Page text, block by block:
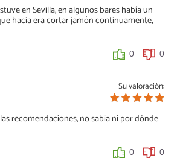
en Sevilla, en algunos bares había un
hacia era cortar jamón continuamente,
0 0
Su valoración:
recomendaciones, no sabía ni por dónde
0 0